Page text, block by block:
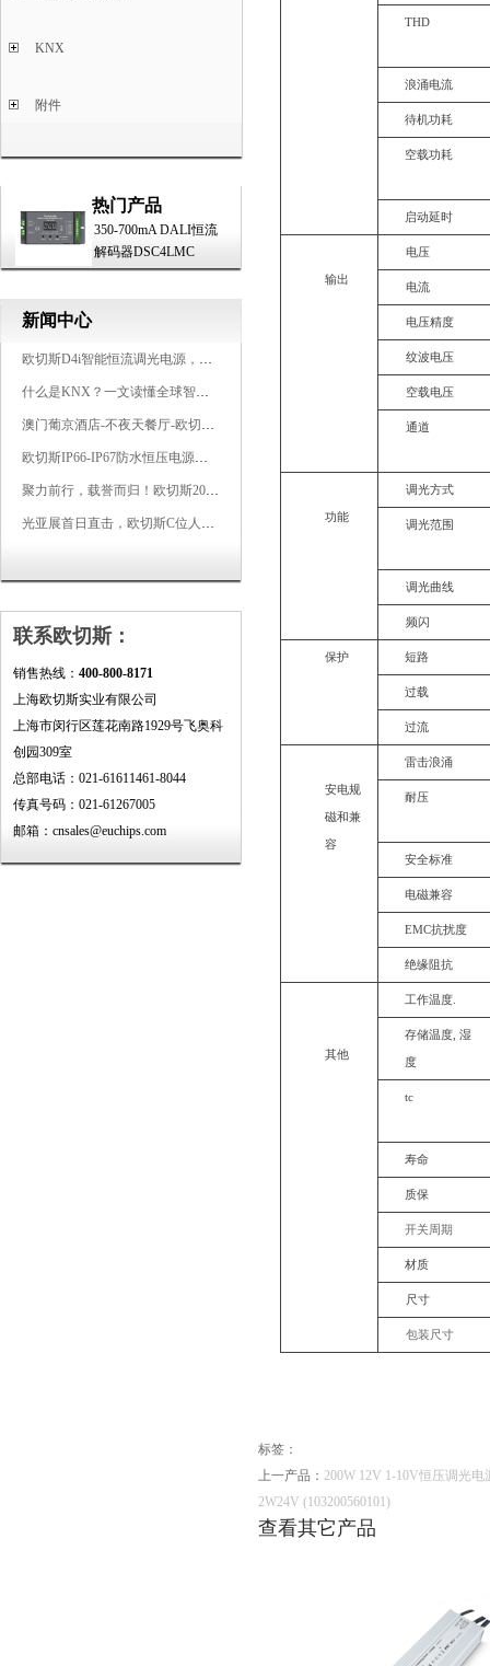
KNX
附件
热门产品
350-700mA DALI恒流
解码器DSC4LMC
新闻中心
欧切斯D4i智能恒流调光电源，引领未来照明生态
什么是KNX？一文读懂全球智能建筑控制标准
澳门葡京酒店-不夜天餐厅-欧切斯KNX智能控制系统打造高端智慧空间
欧切斯IP66-IP67防水恒压电源，无惧风雨，智稳如一
聚力前行，载誉而归！欧切斯2026光亚展完美收官
光亚展首日直击，欧切斯C位人气爆棚-双奖加冕，实力再出圈
联系欧切斯：
销售热线： 400-800-8171
上海欧切斯实业有限公司
上海市闵行区莲花南路1929号飞奥科
创园309室
总部电话：021-61611461-8044
传真号码：021-61267005
邮箱：cnsales@euchips.com
THD
浪涌电流
待机功耗
空载功耗
启动延时
输出
电压
电流
电压精度
纹波电压
空载电压
通道
功能
调光方式
调光范围
调光曲线
频闪
保护 短路
过载
过流
安电规
磁和兼
容
雷击浪涌
耐压
安全标准
电磁兼容
EMC抗扰度
绝缘阻抗
其他
工作温度.
存储温度, 湿
度
tc
寿命
质保
开关周期
材质
尺寸
包装尺寸
标签：
上一产品： 200W 12V 1-10V恒压调光
2W24V (103200560101)
查看其它产品